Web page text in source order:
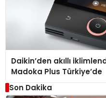
Daikin’den akıllı
Madoka Plus Türkiye’de
Son Dakika